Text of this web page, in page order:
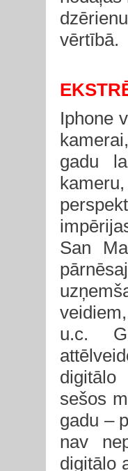
vērtībā.
Iphone
gadu
San
u.c.
digitālo
sešos
gadu –
nav
digitālo